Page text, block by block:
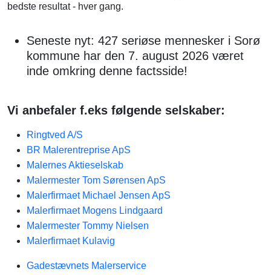
bedste resultat - hver gang.
Seneste nyt: 427 seriøse mennesker i Sorø
kommune har den 7. august 2026 været
inde omkring denne factsside!
Vi anbefaler f.eks følgende selskaber:
Ringtved A/S
BR Malerentreprise ApS
Malernes Aktieselskab
Malermester Tom Sørensen ApS
Malerfirmaet Michael Jensen ApS
Malerfirmaet Mogens Lindgaard
Malermester Tommy Nielsen
Malerfirmaet Kulavig
Gadestævnets Malerservice